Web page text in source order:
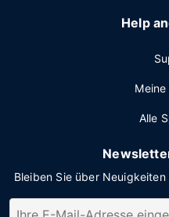
Help
Meine
Alle
Bleiben Sie über